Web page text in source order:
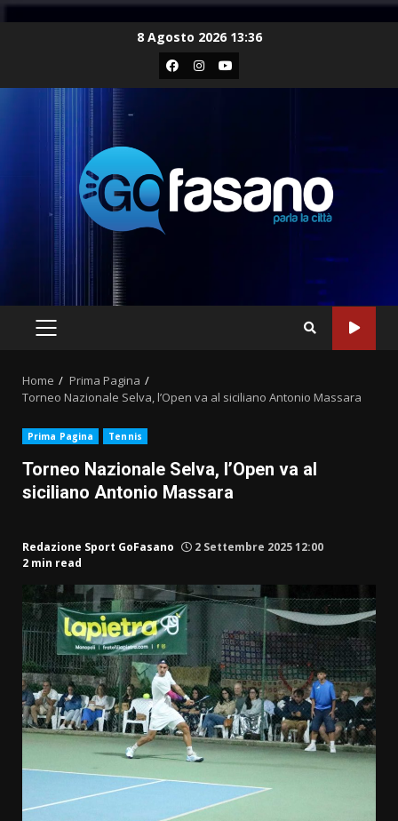
8 Agosto 2026 13:36
Facebook
Instagram
Youtube
PRIMARY
Home
Prima Pagina
Torneo Nazionale Selva, l’Open va al siciliano Antonio Massara
Prima Pagina Tennis
Torneo Nazionale Selva, l’Open va al
siciliano Antonio Massara
Redazione Sport GoFasano
2 Settembre 2025 12:00
2 min read